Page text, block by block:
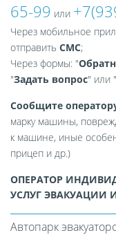
65-99 или
Через мобильное
отправить СМС;
Через формы: "
"Задать вопрос" или "
Сообщите
марку машины,
к машине, иные
прицеп и др.)
ОПЕРАТОР
УСЛУГ ЭВАКУАЦИИ
Автопарк